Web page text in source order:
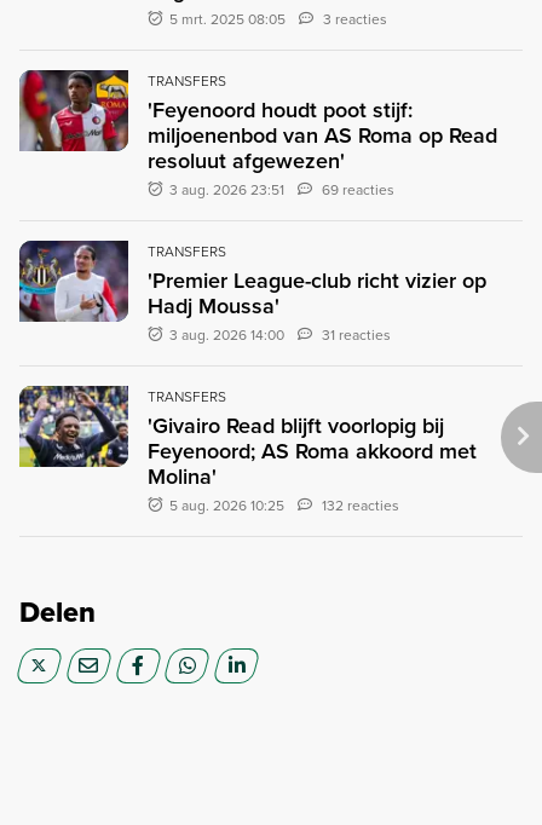
5 mrt. 2025 08:05 3 reacties
TRANSFERS
'Feyenoord houdt poot stijf:
miljoenenbod van AS Roma op Read
resoluut afgewezen'
3 aug. 2026 23:51 69 reacties
TRANSFERS
'Premier League-club richt vizier op
Hadj Moussa'
3 aug. 2026 14:00 31 reacties
TRANSFERS
'Givairo Read blijft voorlopig bij
Feyenoord; AS Roma akkoord met
Molina'
5 aug. 2026 10:25 132 reacties
Delen